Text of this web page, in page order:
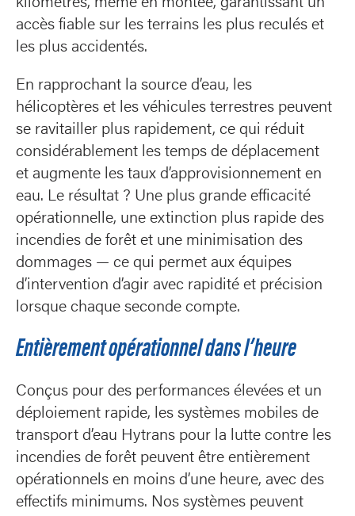
kilomètres, même en montée, garantissant un
accès fiable sur les terrains les plus reculés et
les plus accidentés.
En rapprochant la source d’eau, les
hélicoptères et les véhicules terrestres peuvent
se ravitailler plus rapidement, ce qui réduit
considérablement les temps de déplacement
et augmente les taux d’approvisionnement en
eau. Le résultat ? Une plus grande efficacité
opérationnelle, une extinction plus rapide des
incendies de forêt et une minimisation des
dommages — ce qui permet aux équipes
d’intervention d’agir avec rapidité et précision
lorsque chaque seconde compte.
Entièrement opérationnel dans l’heure
Conçus pour des performances élevées et un
déploiement rapide, les systèmes mobiles de
transport d’eau Hytrans pour la lutte contre les
incendies de forêt peuvent être entièrement
opérationnels en moins d’une heure, avec des
effectifs minimums. Nos systèmes peuvent